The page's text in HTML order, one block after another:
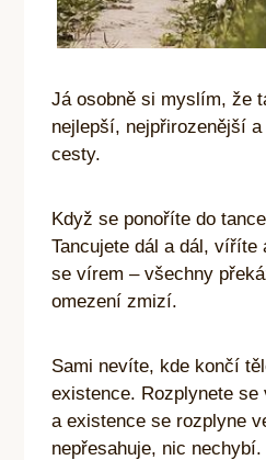
Já osobně si myslím, že
nejlepší, nejpřirozenější
cesty.
Když se ponoříte do
Tancujete dál a dál, víříte
se vírem – všechny
omezení zmizí.
Sami nevíte, kde končí
existence. Rozplynete se
a existence se rozplyne
nepřesahuje, nic nechybí.